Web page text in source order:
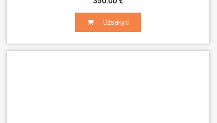
Užsakyti
Užsakyti